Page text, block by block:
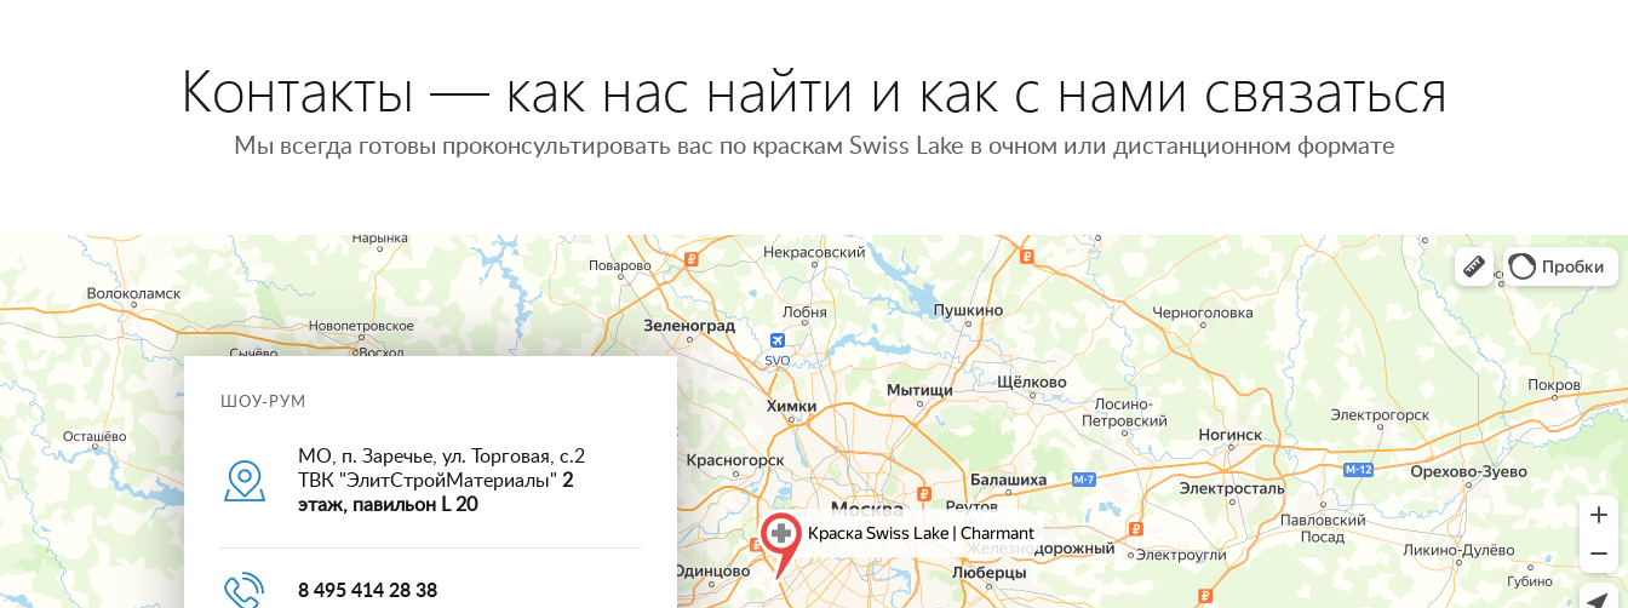
Контакты — как нас найти и как с нами связаться
Мы всегда готовы проконсультировать вас по краскам Swiss Lake в очном или дистанционном формате
ШОУ-РУМ
МО, п. Заречье, ул. Торговая, с.2
ТВК "ЭлитСтройМатериалы" 2
этаж, павильон L 20
8 495 414 28 38